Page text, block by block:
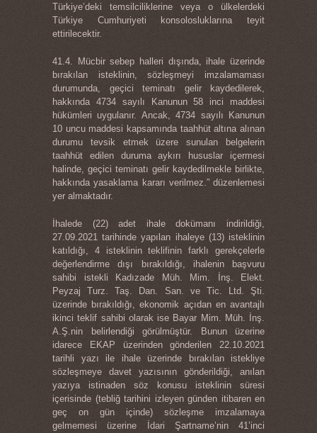
Türkiye’deki temsilciliklerine veya o ülkelerdeki
Türkiye Cumhuriyeti konsolosluklarına teyit
ettirilecektir.
41.4. Mücbir sebep halleri dışında, ihale üzerinde
bırakılan isteklinin, sözleşmeyi imzalamaması
durumunda, geçici teminatı gelir kaydedilerek,
hakkında 4734 sayılı Kanunun 58 inci maddesi
hükümleri uygulanır. Ancak, 4734 sayılı Kanunun
10 uncu maddesi kapsamında taahhüt altına alınan
durumu tevsik etmek üzere sunulan belgelerin
taahhüt edilen duruma aykırı hususlar içermesi
halinde, geçici teminatı gelir kaydedilmekle birlikte,
hakkında yasaklama kararı verilmez.” düzenlemesi
yer almaktadır.
İhalede (22) adet ihale dokümanı indirildiği,
27.09.2021 tarihinde yapılan ihaleye (13) isteklinin
katıldığı, 4 isteklinin teklifinin farklı gerekçelerle
değerlendirme dışı bırakıldığı, ihalenin başvuru
sahibi istekli Kadızade Müh. Mim. İnş. Elekt.
Peyzaj Turz. Taş. Dan. San. ve Tic. Ltd. Şti.
üzerinde bırakıldığı, ekonomik açıdan en avantajlı
ikinci teklif sahibi olarak ise Bayar Mim. Müh. İnş.
A.Ş.nin belirlendiği görülmüştür. Bunun üzerine
idarece EKAP üzerinden gönderilen 22.10.2021
tarihli yazı ile ihale üzerinde bırakılan istekliye
sözleşmeye davet yazısının gönderildiği, anılan
yazıya istinaden söz konusu isteklinin süresi
içerisinde (tebliğ tarihini izleyen günden itibaren en
geç on gün içinde) sözleşme imzalamaya
gelmemesi üzerine İdari Şartname’nin 41’inci